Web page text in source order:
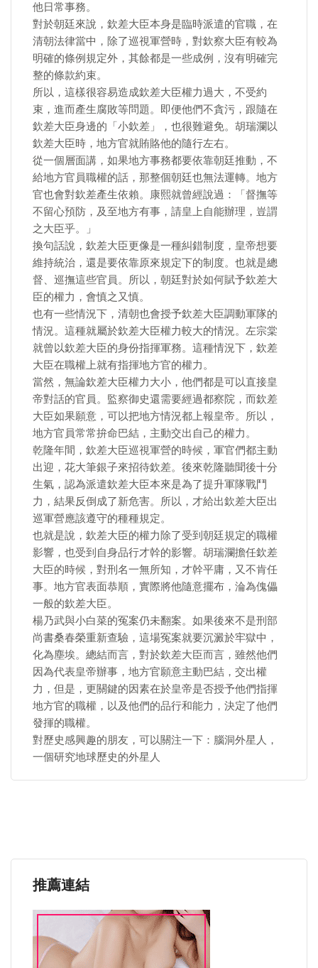
他日常事務。
對於朝廷來說，欽差大臣本身是臨時派遣的官職，在
清朝法律當中，除了巡視軍營時，對欽察大臣有較為
明確的條例規定外，其餘都是一些成例，沒有明確完
整的條款約束。
所以，這樣很容易造成欽差大臣權力過大，不受約
束，進而產生腐敗等問題。即便他們不貪污，跟隨在
欽差大臣身邊的「小欽差」，也很難避免。胡瑞瀾以
欽差大臣時，地方官就賄賂他的隨行左右。
從一個層面講，如果地方事務都要依靠朝廷推動，不
給地方官員職權的話，那整個朝廷也無法運轉。地方
官也會對欽差產生依賴。康熙就曾經說過：「督撫等
不留心預防，及至地方有事，請皇上自能辦理，豈謂
之大臣乎。」
換句話說，欽差大臣更像是一種糾錯制度，皇帝想要
維持統治，還是要依靠原來規定下的制度。也就是總
督、巡撫這些官員。所以，朝廷對於如何賦予欽差大
臣的權力，會慎之又慎。
也有一些情況下，清朝也會授予欽差大臣調動軍隊的
情況。這種就屬於欽差大臣權力較大的情況。左宗棠
就曾以欽差大臣的身份指揮軍務。這種情況下，欽差
大臣在職權上就有指揮地方官的權力。
當然，無論欽差大臣權力大小，他們都是可以直接皇
帝對話的官員。監察御史還需要經過都察院，而欽差
大臣如果願意，可以把地方情況都上報皇帝。所以，
地方官員常常拚命巴結，主動交出自己的權力。
乾隆年間，欽差大臣巡視軍營的時候，軍官們都主動
出迎，花大筆銀子來招待欽差。後來乾隆聽聞後十分
生氣，認為派遣欽差大臣本來是為了提升軍隊戰鬥
力，結果反倒成了新危害。所以，才給出欽差大臣出
巡軍營應該遵守的種種規定。
也就是說，欽差大臣的權力除了受到朝廷規定的職權
影響，也受到自身品行才幹的影響。胡瑞瀾擔任欽差
大臣的時候，對刑名一無所知，才幹平庸，又不肯任
事。地方官表面恭順，實際將他隨意擺布，淪為傀儡
一般的欽差大臣。
楊乃武與小白菜的冤案仍未翻案。如果後來不是刑部
尚書桑春榮重新查驗，這場冤案就要沉澱於牢獄中，
化為塵埃。總結而言，對於欽差大臣而言，雖然他們
因為代表皇帝辦事，地方官願意主動巴結，交出權
力，但是，更關鍵的因素在於皇帝是否授予他們指揮
地方官的職權，以及他們的品行和能力，決定了他們
發揮的職權。
對歷史感興趣的朋友，可以關注一下：腦洞外星人，
一個研究地球歷史的外星人
推薦連結